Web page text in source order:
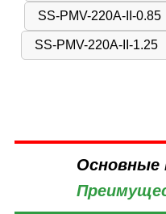
SS-PMV-220A-II-0.85
SS-PMV-220A-II-1.25
Основные